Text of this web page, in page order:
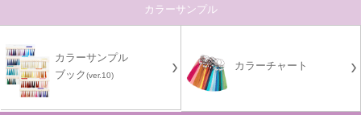
カラーサンプル
カラーサンプル
ブック(ver.10)
カラーチャート